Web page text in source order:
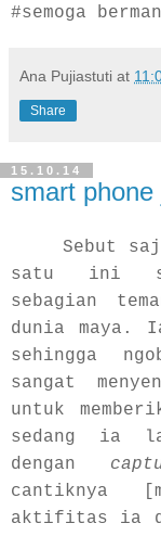
#semoga
Ana Pujiastuti at
Share
15.10.14
smart
Sebut
satu ini
sebagian
dunia maya.
sehingga
sangat
untuk
sedang ia
dengan
cantiknya
aktifitas ia